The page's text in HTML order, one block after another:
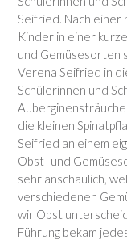
Seifried. Nach
Kinder in einer
und Gemüsesorten
Verena Seifried in
Schülerinnen und
die kleinen
Seifried an einem
Obst- und
sehr anschaulich,
verschiedenen
wir Obst
Führung bekam